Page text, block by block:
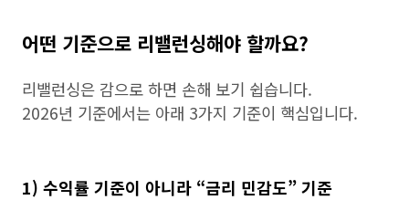
어떤 기준으로 리밸런싱해야 할까요?
리밸런싱은 감으로 하면 손해 보기 쉽습니다.
2026년 기준에서는 아래 3가지 기준이 핵심입니다.
1) 수익률 기준이 아니라 “금리 민감도” 기준